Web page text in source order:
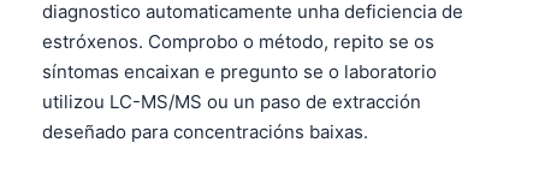
diagnostico automaticamente unha deficiencia de
estróxenos. Comprobo o método, repito se os
síntomas encaixan e pregunto se o laboratorio
utilizou LC-MS/MS ou un paso de extracción
deseñado para concentracións baixas.